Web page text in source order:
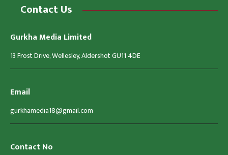
Contact Us
Gurkha Media Limited
13 Frost Drive, Wellesley, Aldershot GU11 4DE
Email
gurkhamedia18@gmail.com
Contact No